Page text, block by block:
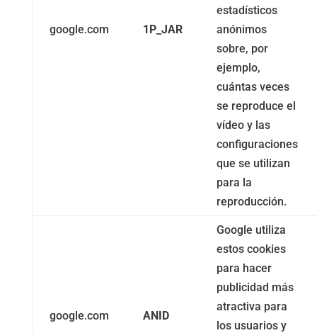
google.com 1P_JAR
estadísticos
anónimos
sobre, por
ejemplo,
cuántas veces
se reproduce el
vídeo y las
configuraciones
que se utilizan
para la
reproducción.
google.com ANID
Google utiliza
estos cookies
para hacer
publicidad más
atractiva para
los usuarios y